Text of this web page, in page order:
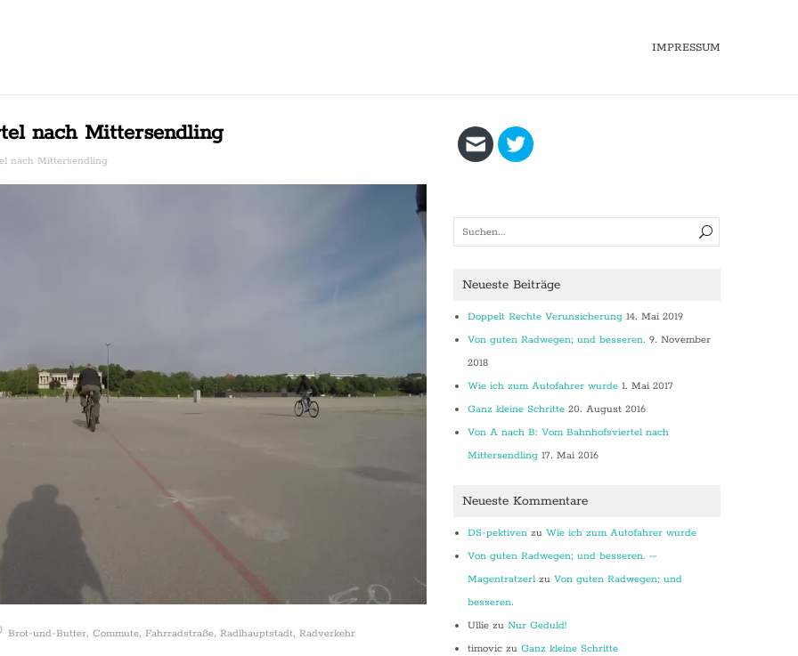
IMPRESSUM
nach Mittersendling
nach Mittersendling
Brot-und-Butter, Commute, Fahrradstraße, Radlhauptstadt, Radverkehr
Neueste Beiträge
Doppelt Rechte Verunsicherung 14. Mai 2019
Von guten Radwegen; und besseren. 9. November
2018
Wie ich zum Autofahrer wurde 1. Mai 2017
Ganz kleine Schritte 20. August 2016
Von A nach B: Vom Bahnhofsviertel nach
Mittersendling 17. Mai 2016
Neueste Kommentare
DS-pektiven zu Wie ich zum Autofahrer wurde
Von guten Radwegen; und besseren. –
Magentratzerl zu Von guten Radwegen; und
besseren.
Ullie zu Nur Geduld!
timovic zu Ganz kleine Schritte